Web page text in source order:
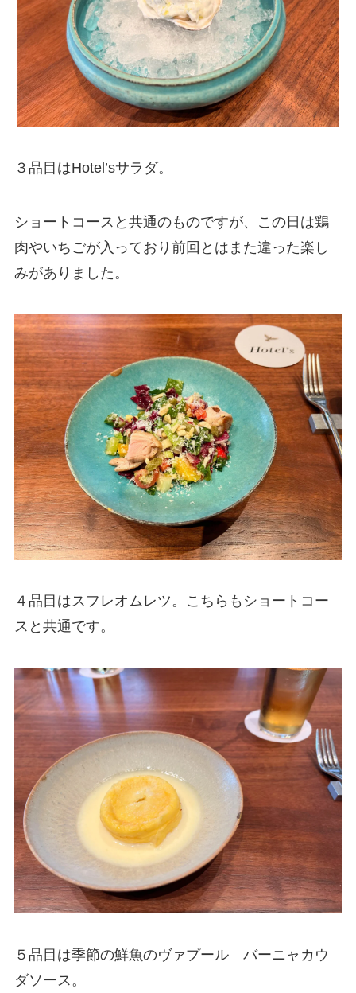
３品目はHotel’sサラダ。
ショートコースと共通のものですが、この日は鶏
肉やいちごが入っており前回とはまた違った楽し
みがありました。
４品目はスフレオムレツ。こちらもショートコー
スと共通です。
５品目は季節の鮮魚のヴァプール バーニャカウ
ダソース。